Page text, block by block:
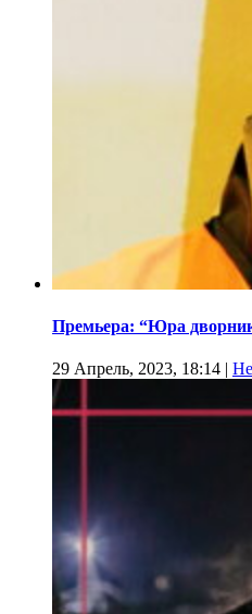
Премьера: “Юра
29 Апрель, 2023, 18:14 |